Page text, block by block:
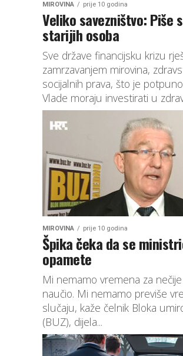
MIROVINA prije 10 godina
Veliko savezništvo: Piše
starijih osoba
Sve države financijsku krizu
zamrzavanjem mirovina,
socijalnih prava, što je
Vlade moraju investirati u
MIROVINA prije 10 godina
Špika čeka da se
opamete
Mi nemamo vremena za
naučio. Mi nemamo previše
slučaju, kaže čelnik Bloka
(BUZ), dijela...